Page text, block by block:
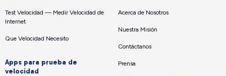
Test Velocidad — Medir Velocidad de
Internet
Que Velocidad Necesito
Apps para prueba de
velocidad
Acerca de Nosotros
Nuestra Misión
Contáctanos
Prensa